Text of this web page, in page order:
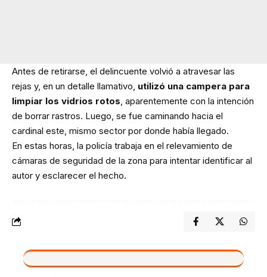
Antes de retirarse, el delincuente volvió a atravesar las
rejas y, en un detalle llamativo, utilizó una campera para
limpiar los vidrios rotos , aparentemente con la intención
de borrar rastros. Luego, se fue caminando hacia el
cardinal este, mismo sector por donde había llegado.
En estas horas, la policía trabaja en el relevamiento de
cámaras de seguridad de la zona para intentar identificar al
autor y esclarecer el hecho.
VIVO